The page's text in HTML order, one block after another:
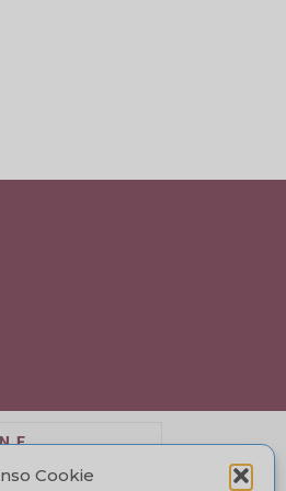
Cookie